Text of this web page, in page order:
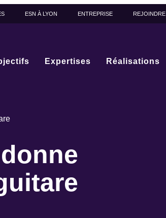
ESN À LYON ENTREPRISE REJOINDRE
Expertises Réalisations